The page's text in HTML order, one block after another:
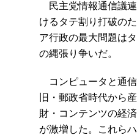
民主党情報通信議連
けるタテ割り打破の
ア行政の最大問題は
の縄張り争いだ。
コンピュータと通信
旧・郵政省時代から
財・コンテンツの経
が激増した。これら